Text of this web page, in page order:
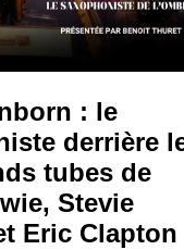
: le
derrière
tubes de
Stevie
Eric Clapton